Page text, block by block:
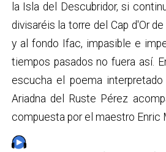
la Isla del Descubridor, si
divisaréis la torre del Cap d'Or
y al fondo Ifac, impasible e
tiempos pasados no fuera así.
escucha el poema
Ariadna del Ruste Pérez
compuesta por el maestro Enric